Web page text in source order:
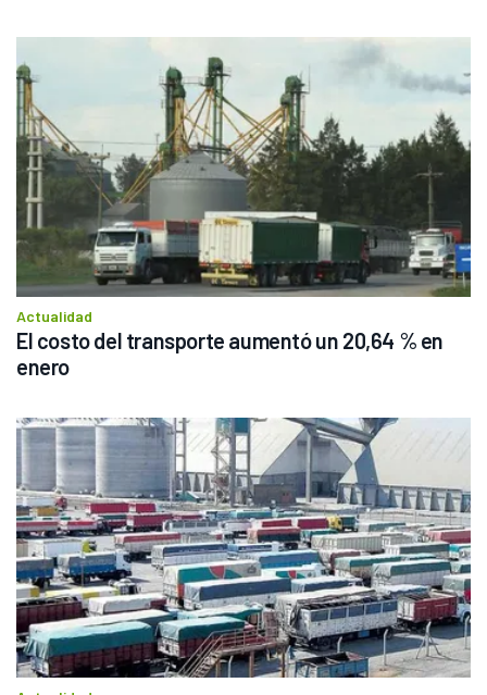
Actualidad
El costo del transporte aumentó un 20,64 % en
enero